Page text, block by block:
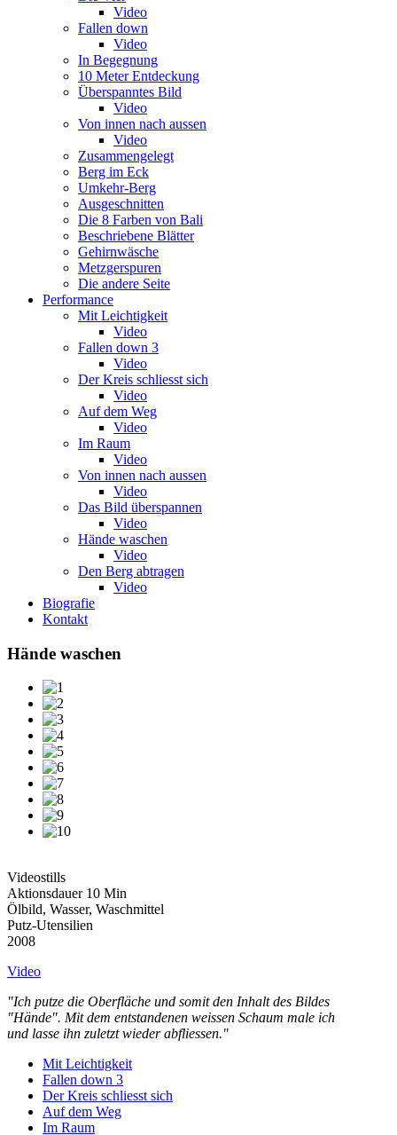
Video
Fallen down
Video
In Begegnung
10 Meter Entdeckung
Überspanntes Bild
Video
Von innen nach aussen
Video
Zusammengelegt
Berg im Eck
Umkehr-Berg
Ausgeschnitten
Die 8 Farben von Bali
Beschriebene Blätter
Gehirnwäsche
Metzgerspuren
Die andere Seite
Performance
Mit Leichtigkeit
Video
Fallen down 3
Video
Der Kreis schliesst sich
Video
Auf dem Weg
Video
Im Raum
Video
Von innen nach aussen
Video
Das Bild überspannen
Video
Hände waschen
Video
Den Berg abtragen
Video
Biografie
Kontakt
Hände waschen
Videostills
Aktionsdauer 10 Min
Ölbild, Wasser, Waschmittel
Putz-Utensilien
2008
Video
"Ich putze die Oberfläche und somit den Inhalt des Bildes
"Hände". Mit dem entstandenen weissen Schaum male ich
und lasse ihn zuletzt wieder abfliessen."
Mit Leichtigkeit
Fallen down 3
Der Kreis schliesst sich
Auf dem Weg
Im Raum